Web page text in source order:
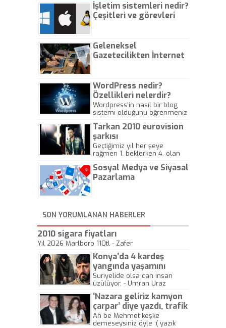
İşletim sistemleri nedir?
Çeşitleri ve görevleri
Geleneksel
Gazetecilikten İnternet
WordPress nedir?
Özellikleri nelerdir?
Wordpress'in nasıl bir blog
sistemi olduğunu öğrenmeniz
Tarkan 2010 eurovision
şarkısı
Geçtiğimiz yıl her şeye
rağmen 1. beklerken 4. olan
gösterisinin bu yarışmada
önemli olmadığını anlamıştır.
Sosyal Medya ve Siyasal
Pazarlama
SON YORUMLANAN HABERLER
2010 sigara fiyatları
Yıl 2026 Marlboro 110tl - Zafer
Konya’da 4 kardeş
yangında yaşamını
yitirdi
Suriyelide olsa can insan
üzülüyor. - Umran Uraz
’Nazara geliriz kamyon
çarpar’ diye yazdı, trafik
kazasında öldü!
Ah be Mehmet keşke
demeseysiniz öyle :( yazık